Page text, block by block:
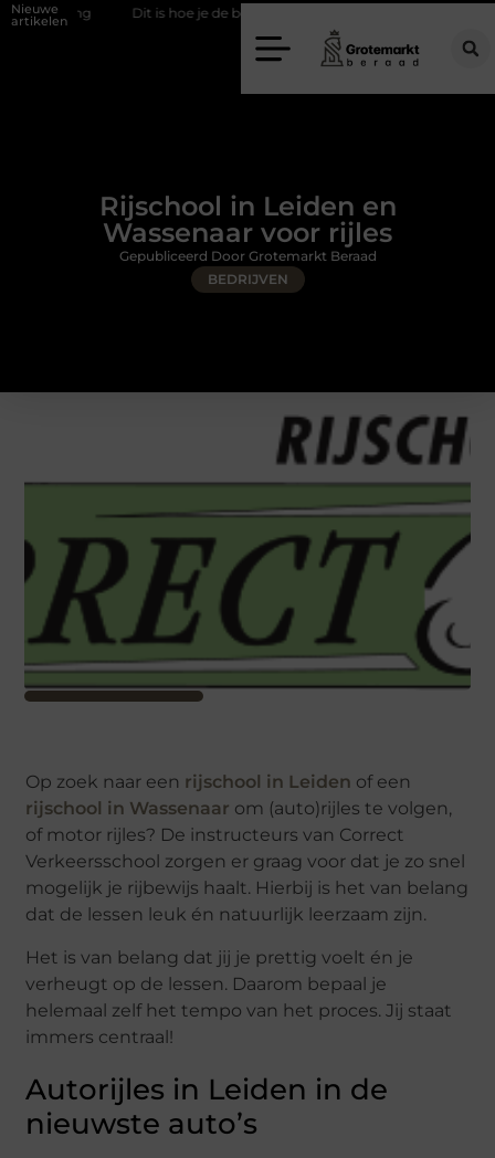
Nieuwe
artikelenDit is hoe je de beste kapper in Arnhem kunt vinden
Rijschool in Leiden en
Wassenaar voor rijles
BEDRIJVEN
Gepubliceerd Door Grotemarkt Beraad
Op zoek naar een rijschool in Leiden of een
rijschool in Wassenaar om (auto)rijles te volgen,
of motor rijles? De instructeurs van Correct
Verkeersschool zorgen er graag voor dat je zo snel
mogelijk je rijbewijs haalt. Hierbij is het van belang
dat de lessen leuk én natuurlijk leerzaam zijn.
Het is van belang dat jij je prettig voelt én je
verheugt op de lessen. Daarom bepaal je
helemaal zelf het tempo van het proces. Jij staat
immers centraal!
Autorijles in Leiden in de
nieuwste auto’s